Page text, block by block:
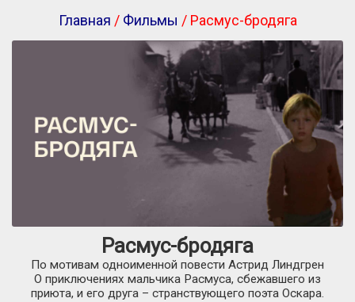
Главная / Фильмы / Расмус-бродяга
Расмус-бродяга
По мотивам одноименной повести Астрид Линдгрен
О приключениях мальчика Расмуса, сбежавшего из
приюта, и его друга – странствующего поэта Оскара.